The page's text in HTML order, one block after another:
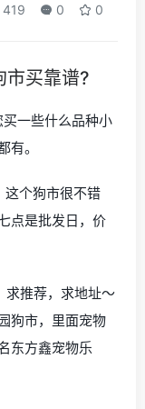
419 0 0
市买靠谱?
一些什么品种小
有。
这个狗市很不错
点是批发日，价
求推荐，求地址～
狗市，里面宠物
东方鑫宠物乐